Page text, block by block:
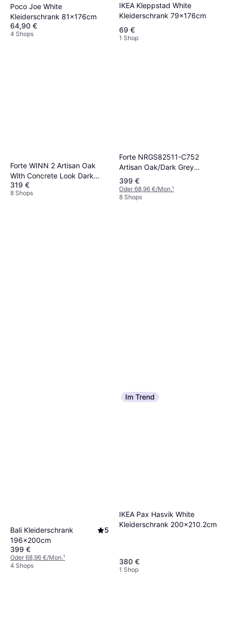
Poco Joe White
Kleiderschrank 81x176cm
64,90 €
4 Shops
IKEA Kleppstad White
Kleiderschrank 79x176cm
69 €
1 Shop
Forte WINN 2 ‎Artisan Oak
With Concrete Look Dark
Grey Kleiderschrank
200.1x200.5cm
319 €
8 Shops
Forte ‎NRGS82511-C752
Artisan Oak/Dark Grey
Kleiderschrank
270.3x210.5cm
399 €
Oder 68,96 €/Mon.¹
8 Shops
Bali Kleiderschrank
196x200cm
5
399 €
Oder 68,96 €/Mon.¹
4 Shops
Im Trend
IKEA Pax Hasvik White
Kleiderschrank 200x210.2cm
380 €
1 Shop